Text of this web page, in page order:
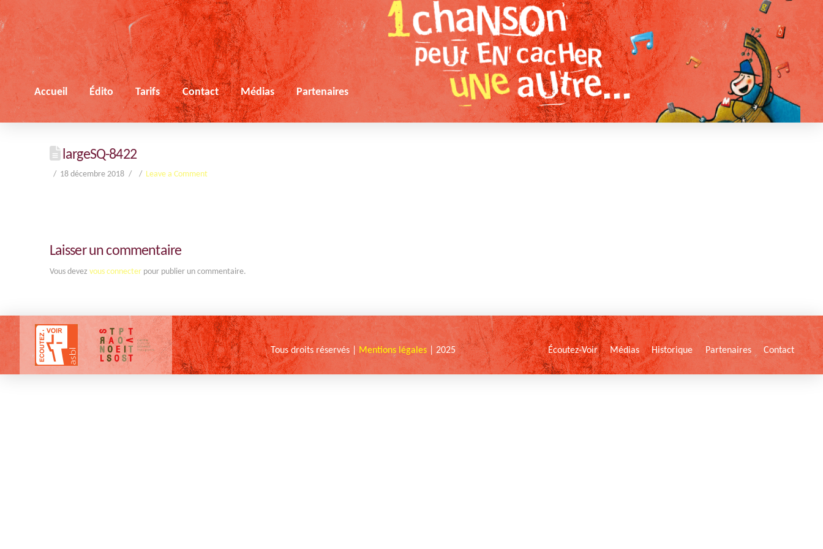
Accueil Édito Tarifs Contact Médias Partenaires
largeSQ-8422
18 décembre 2018 Leave a Comment
Laisser un commentaire
Vous devez vous connecterpour publier un commentaire.
Tous droits réservés | Mentions légales | 2025 Écoutez-Voir Médias Historique Partenaires Contact